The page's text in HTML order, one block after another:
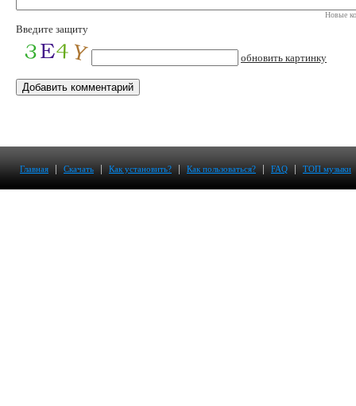
Новые
Введите защиту
обновить картинку
Главная | Скачать | Как установить? | Как пользоваться? | FAQ | ТОП музыки